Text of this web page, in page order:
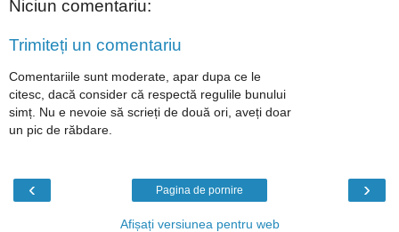
Niciun comentariu:
Trimiteți un comentariu
Comentariile sunt moderate, apar dupa ce le
citesc, dacă consider că respectă regulile bunului
simț. Nu e nevoie să scrieți de două ori, aveți doar
un pic de răbdare.
‹ ›
Pagina de pornire
Afișați versiunea pentru web